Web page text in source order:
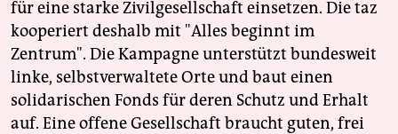
für eine starke Zivilgesellschaft einsetzen. Die taz
kooperiert deshalb mit "Alles beginnt im
Zentrum". Die Kampagne unterstützt bundesweit
linke, selbstverwaltete Orte und baut einen
solidarischen Fonds für deren Schutz und Erhalt
auf. Eine offene Gesellschaft braucht guten, frei